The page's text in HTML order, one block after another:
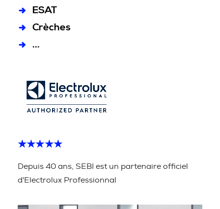
ESAT
Crèches
...
★★★★★
Depuis 40 ans, SEBI est un partenaire officiel
d'Electrolux Professionnal